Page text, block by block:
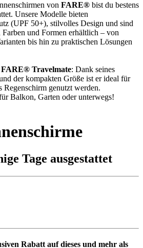
von FARE® bist du bestens
Unsere Modelle bieten
(UPF 50+), stilvolles Design und sind
und Formen erhältlich – von
bis hin zu praktischen Lösungen
FARE® Travelmate: Dank seines
der kompakten Größe ist er ideal für
Regenschirm genutzt werden.
Balkon, Garten oder unterwegs!
Tage ausgestattet
Rabatt auf dieses und mehr als